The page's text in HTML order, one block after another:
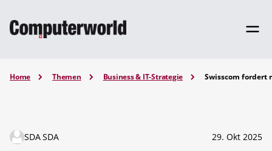
Home Themen Business & IT-Strategie Swisscom fordert
SDA SDA 29. Okt 2025